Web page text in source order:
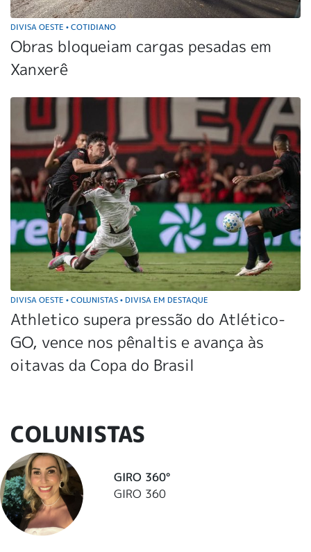
DIVISA OESTE • COTIDIANO
Obras bloqueiam cargas pesadas em
Xanxerê
DIVISA OESTE • COLUNISTAS • DIVISA EM DESTAQUE
Athletico supera pressão do Atlético-
GO, vence nos pênaltis e avança às
oitavas da Copa do Brasil
COLUNISTAS
GIRO 360°
GIRO 360